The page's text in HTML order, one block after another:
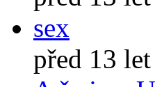
sex
před 13